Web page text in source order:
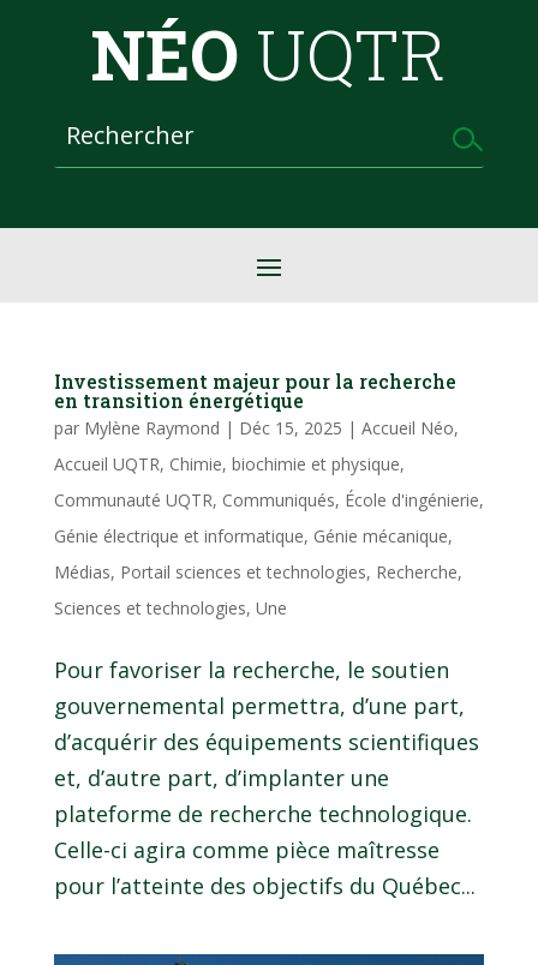
NÉO UQTR
Investissement majeur pour la recherche
en transition énergétique
par Mylène Raymond | Déc 15, 2025 | Accueil Néo,
Accueil UQTR, Chimie, biochimie et physique,
Communauté UQTR, Communiqués, École d'ingénierie,
Génie électrique et informatique, Génie mécanique,
Médias, Portail sciences et technologies, Recherche,
Sciences et technologies, Une
Pour favoriser la recherche, le soutien
gouvernemental permettra, d’une part,
d’acquérir des équipements scientifiques
et, d’autre part, d’implanter une
plateforme de recherche technologique.
Celle-ci agira comme pièce maîtresse
pour l’atteinte des objectifs du Québec...